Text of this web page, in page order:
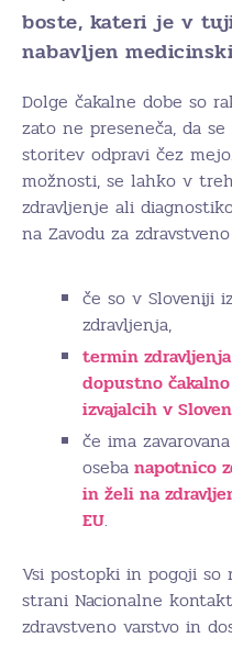
boste, kateri je v
nabavljen
Dolge čakalne dobe so
zato ne preseneča, da
storitev odpravi čez
možnosti, se lahko v
zdravljenje ali
na Zavodu za
če so v Sloveniji
zdravljenja,
termin
dopustno
izvajalcih v
če ima zavarovana
oseba napotnico
in želi na
EU.
Vsi postopki in pogoji
strani Nacionalne
zdravstveno varstvo in